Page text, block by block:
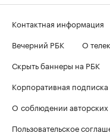
Контактная информация
Вечерний РБК
О
Скрыть баннеры на РБК
Корпоративная подписка
О соблюдении авторских
Пользовательское